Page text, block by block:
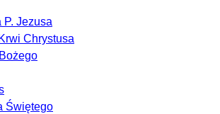
P. Jezusa
Chrystusa
Świętego